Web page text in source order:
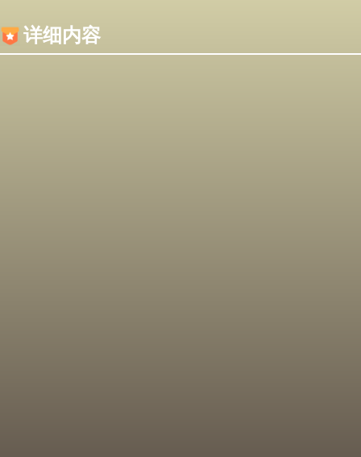
详细内容